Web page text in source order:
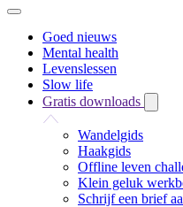
Goed nieuws
Mental health
Levenslessen
Slow life
Gratis downloads
Wandelgids
Haakgids
Offline leven
Klein geluk
Schrijf een brief